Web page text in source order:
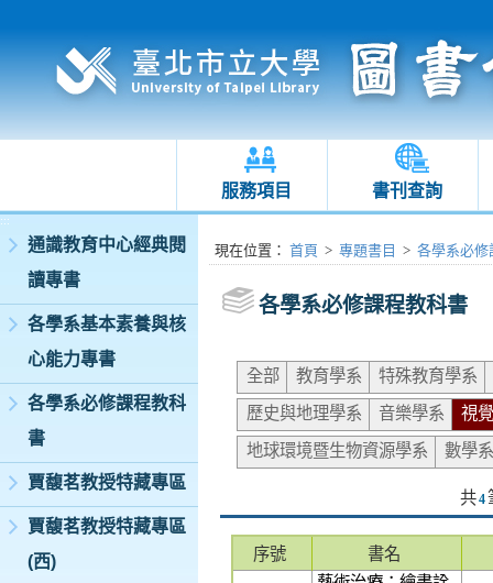
服務項目 書刊查詢
:::
通識教育中心經典閱
讀專書
各學系基本素養與核
心能力專書
各學系必修課程教科
書
賈馥茗教授特藏專區
賈馥茗教授特藏專區
(西)
:::現在位置 ： 首頁 > 專題書目 > 各學系必修
各學系必修課程教科書
全部 教育學系
特殊教育學系
歷史與地理學系
音樂學系
視
地球環境暨生物資源學系
數學
共4
序號 書名